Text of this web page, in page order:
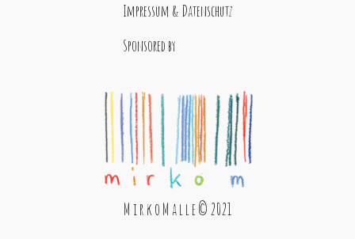
Impressum & Datenschutz
Sponsored by
M i r k o M a l l e © 2021